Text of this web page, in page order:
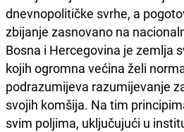
dnevnopolitičke svrhe, a
zbijanje zasnovano na
Bosna i Hercegovina je zemlja
kojih ogromna većina želi
podrazumijeva razumijevanje
svojih komšija. Na tim
svim poljima, uključujući u